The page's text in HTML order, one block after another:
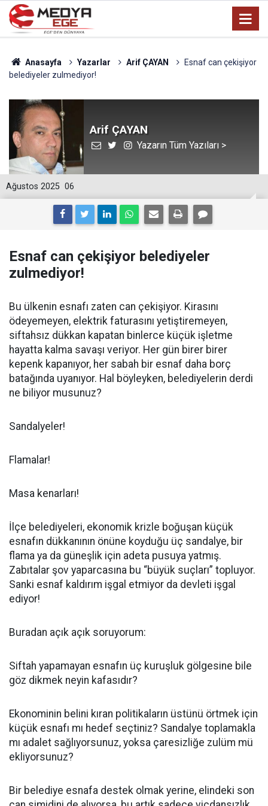
Anasayfa Yazarlar Arif ÇAYAN
Esnaf can çekişiyor
belediyeler zulmediyor!
Arif ÇAYAN
Yazarın Tüm Yazıları >
06
Ağustos 2025
Esnaf can çekişiyor belediyeler
zulmediyor!
Bu ülkenin esnafı zaten can çekişiyor. Kirasını
ödeyemeyen, elektrik faturasını yetiştiremeyen,
siftahsız dükkan kapatan binlerce küçük işletme
hayatta kalma savaşı veriyor. Her gün birer birer
kepenk kapanıyor, her sabah bir esnaf daha borç
batağında uyanıyor. Hal böyleyken, belediyelerin derdi
ne biliyor musunuz?
Sandalyeler!
Flamalar!
Masa kenarları!
İlçe belediyeleri, ekonomik krizle boğuşan küçük
esnafın dükkanının önüne koyduğu üç sandalye, bir
flama ya da güneşlik için adeta pusuya yatmış.
Zabıtalar şov yaparcasına bu “büyük suçları” topluyor.
Sanki esnaf kaldırım işgal etmiyor da devleti işgal
ediyor!
Buradan açık açık soruyorum:
Siftah yapamayan esnafın üç kuruşluk gölgesine bile
göz dikmek neyin kafasıdır?
Ekonominin belini kıran politikaların üstünü örtmek için
küçük esnafı mı hedef seçtiniz? Sandalye toplamakla
mı adalet sağlıyorsunuz, yoksa çaresizliğe zulüm mü
ekliyorsunuz?
Bir belediye esnafa destek olmak yerine, elindeki son